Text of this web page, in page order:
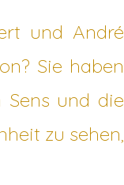
und André
Sie haben
und die
zu sehen,